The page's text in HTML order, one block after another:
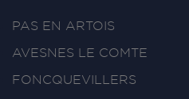
PAS EN ARTOIS
AVESNES LE COMTE
FONCQUEVILLERS